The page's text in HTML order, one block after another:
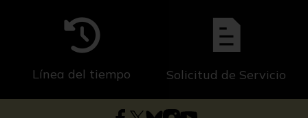
Línea del tiempo Solicitud de Servicio